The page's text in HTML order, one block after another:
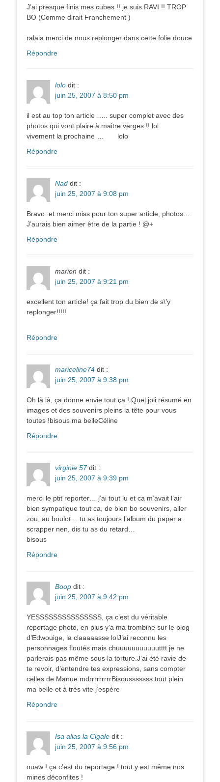
J’ai presque finis mes cubes !! je suis RAVI !! TROP
BO (Comme dirait Franchement )
ralala merci de nous replonger dans cette folie douce
Répondre
lolo dit :
juin 25, 2007 à 8:50 pm
il est au top ton article ….. super complet avec des
photos qui vont plaire à maitre verges !! lol
vivement la prochaine…. lolo
Répondre
Nad dit :
juin 25, 2007 à 9:08 pm
Bravo et merci miss pour ton super article, photos…
J’aurais bien aimer être de la partie ! @+
Répondre
marion dit :
juin 25, 2007 à 9:21 pm
excellent ton article! ça fait trop du bien de s\’y
replonger!!!!!
Répondre
mariceline74 dit :
juin 25, 2007 à 9:38 pm
Oh là là, ça donne envie tout ça ! Quel joli résumé en
images et des souvenirs pleins la tête pour vous
toutes !bisous ma belleCéline
Répondre
virginie 57 dit :
juin 25, 2007 à 9:39 pm
merci le ptit reporter… j’ai tout lu et ca m’avait l’air
bien sympatique tout ca, de bien bo souvenirs, aller
zou, au boulot… tu as toujours l’album du paper a
scrapper nen, dis tu as du retard…
bisous
Répondre
Boop dit :
juin 25, 2007 à 9:42 pm
YESSSSSSSSSSSSSSS, ça c’est du véritable
reportage photo, en plus y’a ma trombine sur le blog
d’Edwouige, la claaaaasse lolJ’ai reconnu les
personnages floutés mais chuuuuuuuuuuutttt je ne
parlerais pas même sous la torture.J’ai été ravie de
te revoir, d’entendre tes expressions, sans compter
celles de Manue mdrrrrrrrrrBisousssssss tout plein
ma belle et à très vite j’espère
Répondre
Isa alias la Cigale dit :
juin 25, 2007 à 9:56 pm
ouaw ! ça c’est du reportage ! tout y est même nos
mines déconfites !